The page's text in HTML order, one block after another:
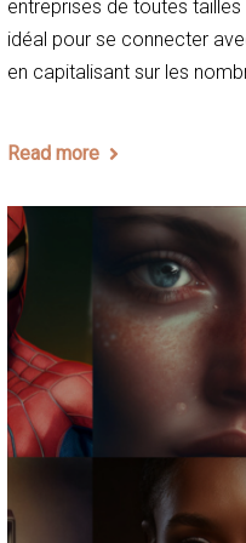
entreprises de toutes
idéal pour se connecter
en capitalisant sur les
Read more